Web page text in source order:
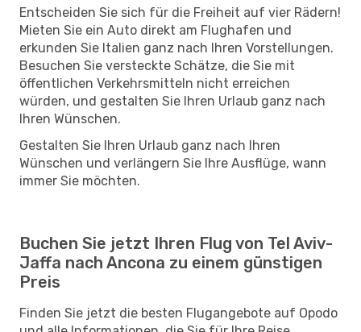
Entscheiden Sie sich für die Freiheit auf vier Rädern!
Mieten Sie ein Auto direkt am Flughafen und
erkunden Sie Italien ganz nach Ihren Vorstellungen.
Besuchen Sie versteckte Schätze, die Sie mit
öffentlichen Verkehrsmitteln nicht erreichen
würden, und gestalten Sie Ihren Urlaub ganz nach
Ihren Wünschen.
Gestalten Sie Ihren Urlaub ganz nach Ihren
Wünschen und verlängern Sie Ihre Ausflüge, wann
immer Sie möchten.
Buchen Sie jetzt Ihren Flug von Tel Aviv-
Jaffa nach Ancona zu einem günstigen
Preis
Finden Sie jetzt die besten Flugangebote auf Opodo